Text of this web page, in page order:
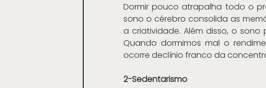
Dormir pouco atrapalha todo o
sono o cérebro consolida as
a criatividade. Além disso, o
Quando dormimos mal o
ocorre declínio franco da
2-Sedentarismo